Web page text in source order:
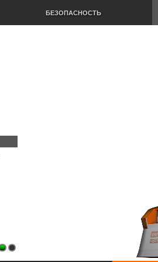
БЕЗОПАСНОСТЬ